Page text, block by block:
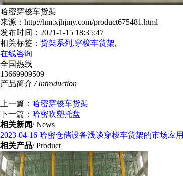
哈密穿梭车货架
来源：http://hm.xjhjmy.com/product675481.html
发布时间：2021-1-15 18:35:47
相关标签： 货架系列 ,穿梭车货架,
在线咨询
全国热线
13669909509
产品简介 / Introduction
上一篇： 哈密穿梭车货架
下一篇： 哈密吹塑托盘
相关新闻/ News
2023-04-16 哈密仓储设备浅谈穿梭车货架的市场应用
相关产品/ Product